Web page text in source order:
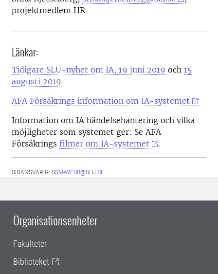
projektmedlem HR
Länkar:
Tidigare SLU-nyhet om IA, 19 juni 2019 och 15
augusti 2019
AFA Försäkrings information om IA-systemet
Information om IA händelsehantering och vilka
möjligheter som systemet ger: Se AFA
Försäkrings filmer om IA-systemet .
SIDANSVARIG: SSM-WEBB@SLU.SE
Organisationsenheter
Fakulteter
Biblioteket